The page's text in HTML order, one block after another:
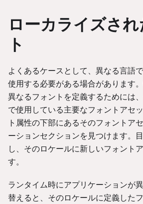
ローカライズさ
ト
よくあるケースとして、異なる言語
使用する必要がある場合があります
異なるフォントを定義するためには
で使用している主要なフォントアセ
ト属性の下部にあるそのフォントア
ーションセクションを見つけます。
し、そのロケールに新しいフォント
す。
ランタイム時にアプリケーションが
替えると、そのロケールに定義した